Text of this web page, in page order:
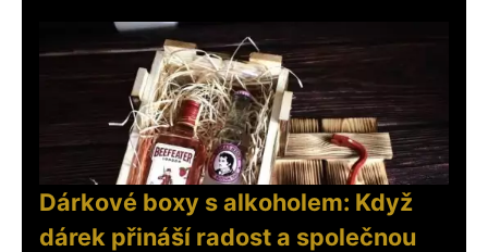
Dárkové boxy s alkoholem: Když
dárek přináší radost a společnou